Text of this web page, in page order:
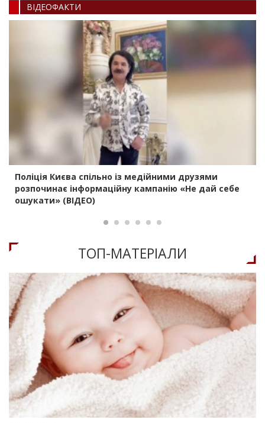
ВIДЕОФАКТИ
Поліція Києва спільно із медійними друзями
розпочинає інформаційну кампанію «Не дай себе
ошукати» (ВІДЕО)
ТОП-МАТЕРIАЛИ